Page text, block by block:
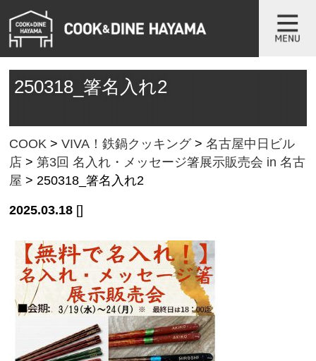
250318_箸名入れ2
COOK >VIVA！鉄鍋クッキング>名古屋中日ビル
店 >第3回 名入れ・メッセージ箸展示販売会 in 名古
屋 > 250318_箸名入れ2
2025.03.18 []